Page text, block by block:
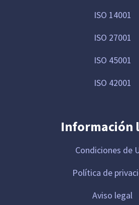
ISO 14001
ISO 27001
ISO 45001
ISO 42001
Información
Condiciones de
Política de
Aviso legal